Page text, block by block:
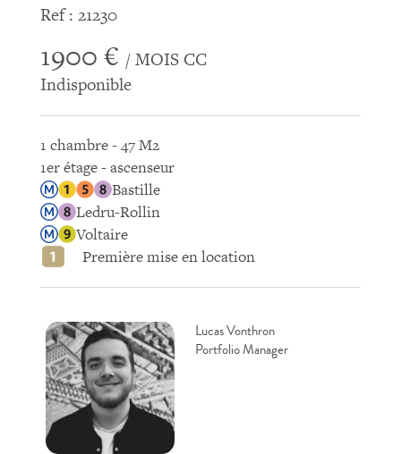
Ref : 21230
1900 € / MOIS CC
Indisponible
1 chambre - 47 M2
1er étage - ascenseur
Bastille
Ledru-Rollin
Voltaire
Première mise en location
Lucas Vonthron
Portfolio Manager